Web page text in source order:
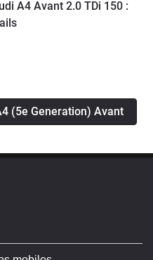
A4 Avant 2.0 TDi 150 :
(5e Generation) Avant